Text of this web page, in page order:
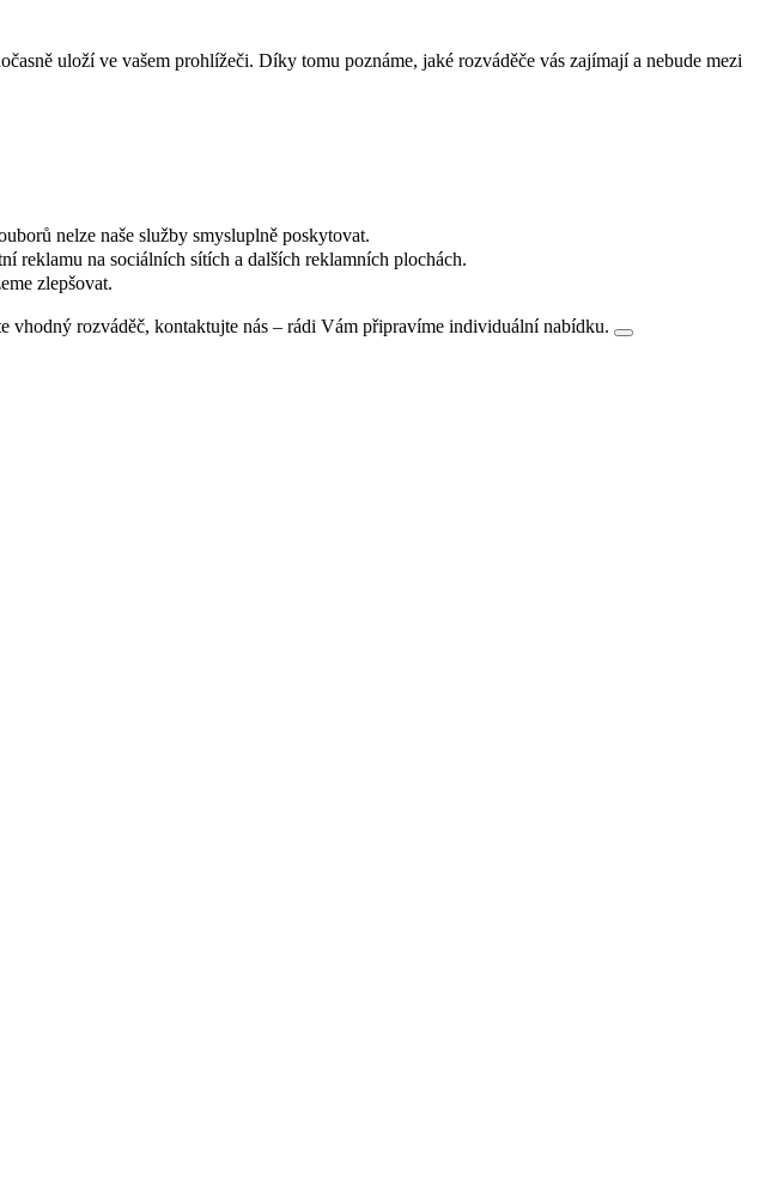
uloží ve vašem prohlížeči. Díky tomu poznáme, jaké rozváděče vás zajímají a nebude mezi
nelze naše služby smysluplně poskytovat.
reklamu na sociálních sítích a dalších reklamních plochách.
zlepšovat.
rozváděč, kontaktujte nás – rádi Vám připravíme individuální nabídku.